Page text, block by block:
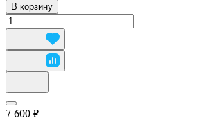
В корзину
7 600 ₽